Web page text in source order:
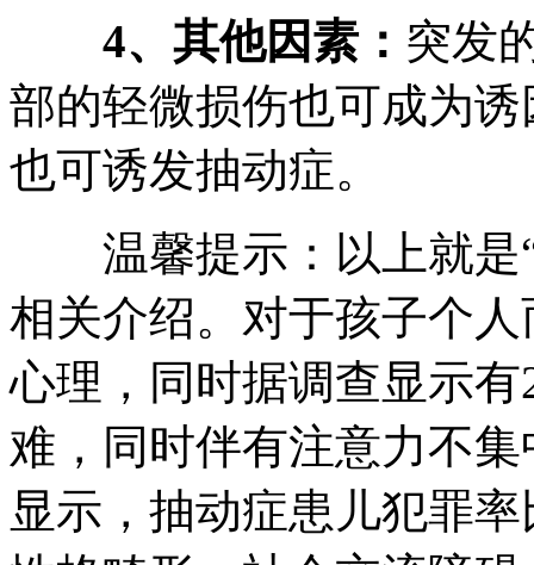
4、其他因素： 突发
部的轻微损伤也可成为
也可诱发抽动症。
温馨提示：以上就是
相关介绍。对于孩子个
心理，同时据调查显示
难，同时伴有注意力不
显示，抽动症患儿犯罪